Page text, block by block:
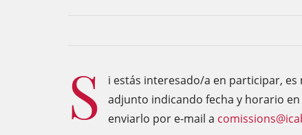
S
i estás interesado/a en participar,
adjunto indicando fecha y horario
enviarlo por e-mail a